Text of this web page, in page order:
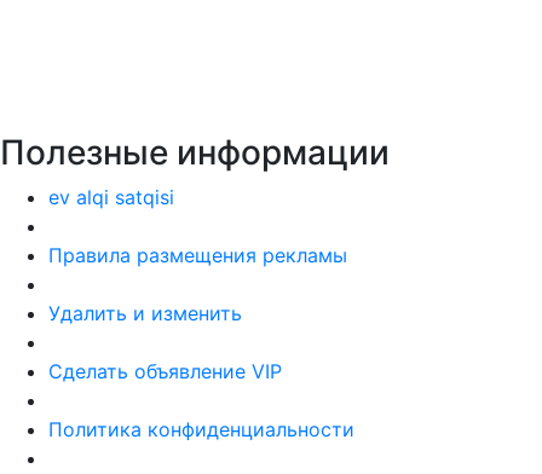
Полезные информации
ev alqi satqisi
Правила размещения рекламы
Удалить и изменить
Сделать объявление VIP
Политика конфиденциальности